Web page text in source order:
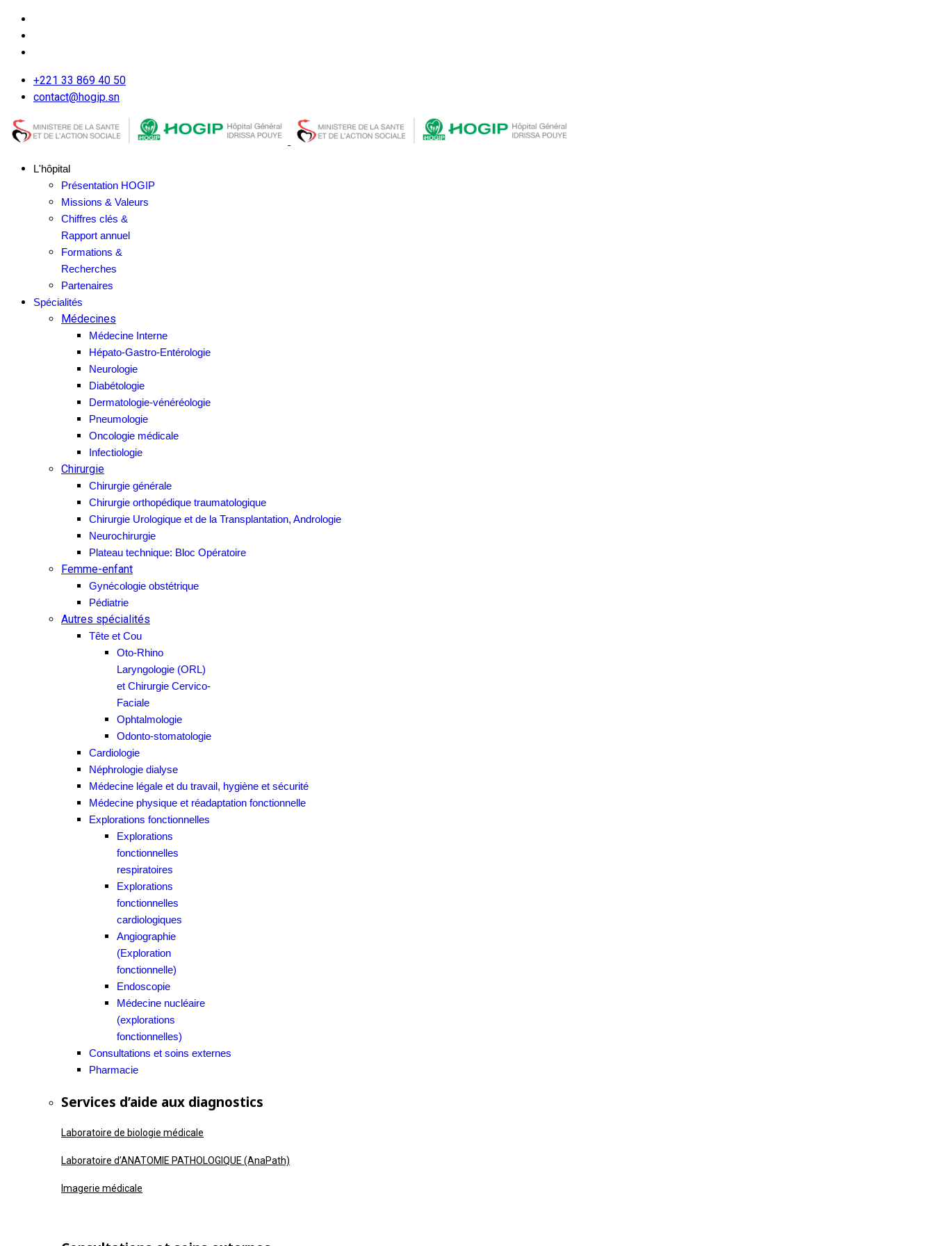
+221 33 869 40 50
contact@hogip.sn
L'hôpital
Présentation HOGIP
Missions & Valeurs
Chiffres clés &
Rapport annuel
Formations &
Recherches
Partenaires
Spécialités
Médecines
Médecine Interne
Hépato-Gastro-Entérologie
Neurologie
Diabétologie
Dermatologie-vénéréologie
Pneumologie
Oncologie médicale
Infectiologie
Chirurgie
Chirurgie générale
Chirurgie orthopédique traumatologique
Chirurgie Urologique et de la Transplantation, Andrologie
Neurochirurgie
Plateau technique: Bloc Opératoire
Femme-enfant
Gynécologie obstétrique
Pédiatrie
Autres spécialités
Tête et Cou
Oto-Rhino
Laryngologie (ORL)
et Chirurgie Cervico-
Faciale
Ophtalmologie
Odonto-stomatologie
Cardiologie
Néphrologie dialyse
Médecine légale et du travail, hygiène et sécurité
Médecine physique et réadaptation fonctionnelle
Explorations fonctionnelles
Explorations
fonctionnelles
respiratoires
Explorations
fonctionnelles
cardiologiques
Angiographie
(Exploration
fonctionnelle)
Endoscopie
Médecine nucléaire
(explorations
fonctionnelles)
Consultations et soins externes
Pharmacie
Services d’aide aux diagnostics
Laboratoire de biologie médicale
Laboratoire d’ANATOMIE PATHOLOGIQUE (AnaPath)
Imagerie médicale